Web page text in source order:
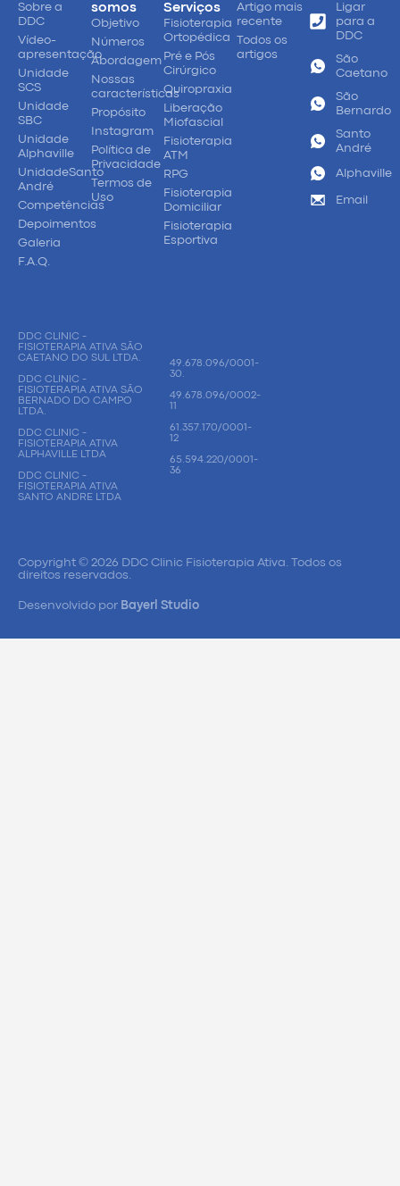
Sobre a
DDC
Vídeo-
apresentação
Unidade
SCS
Unidade
SBC
Unidade
Alphaville
UnidadeSanto
André
Competências
Depoimentos
Galeria
F.A.Q.
somos
Objetivo
Números
Abordagem
Nossas
características
Propósito
Instagram
Política de
Privacidade
Termos de
Uso
Serviços
Fisioterapia
Ortopédica
Pré e Pós
Cirúrgico
Quiropraxia
Liberação
Miofascial
Fisioterapia
ATM
RPG
Fisioterapia
Domiciliar
Fisioterapia
Esportiva
Artigo mais
recente
Todos os
artigos
Ligar
para a
DDC
São
Caetano
São
Bernardo
Santo
André
Alphaville
Email
DDC CLINIC -
FISIOTERAPIA ATIVA SÃO
CAETANO DO SUL LTDA.
DDC CLINIC -
FISIOTERAPIA ATIVA SÃO
BERNADO DO CAMPO
LTDA.
DDC CLINIC -
FISIOTERAPIA ATIVA
ALPHAVILLE LTDA
DDC CLINIC -
FISIOTERAPIA ATIVA
SANTO ANDRE LTDA
49.678.096/0001-
30.
49.678.096/0002-
11
61.357.170/0001-
12
65.594.220/0001-
36
Copyright © 2026 DDC Clinic Fisioterapia Ativa. Todos os
direitos reservados.
Desenvolvido por Bayerl Studio